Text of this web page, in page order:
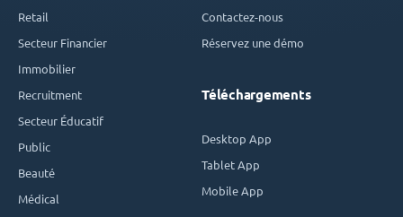
Retail
Secteur Financier
Immobilier
Recruitment
Secteur Éducatif
Public
Beauté
Médical
Contactez-nous
Réservez une démo
Téléchargements
Desktop App
Tablet App
Mobile App